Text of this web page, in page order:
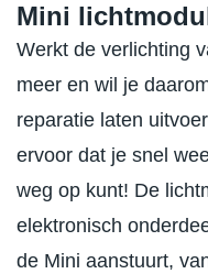
Mini
Werkt de verlichting
meer en wil je
reparatie laten
ervoor dat je snel
weg op kunt! De
elektronisch
de Mini aanstuurt,